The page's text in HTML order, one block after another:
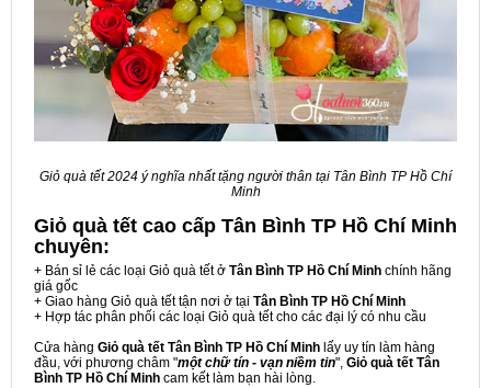
Giỏ quà tết 2024 ý nghĩa nhất tặng người thân tại Tân Bình TP Hồ Chí
Minh
Giỏ quà tết cao cấp Tân Bình TP Hồ Chí Minh
chuyên:
+ Bán sỉ lẻ các loại Giỏ quà tết ở Tân Bình TP Hồ Chí Minh chính hãng
giá gốc
+ Giao hàng Giỏ quà tết tận nơi ở tại Tân Bình TP Hồ Chí Minh
+ Hợp tác phân phối các loại Giỏ quà tết cho các đại lý có nhu cầu
Cửa hàng Giỏ quà tết Tân Bình TP Hồ Chí Minh lấy uy tín làm hàng
đầu, với phương châm "một chữ tín - vạn niềm tin", Giỏ quà tết Tân
Bình TP Hồ Chí Minh cam kết làm bạn hài lòng.